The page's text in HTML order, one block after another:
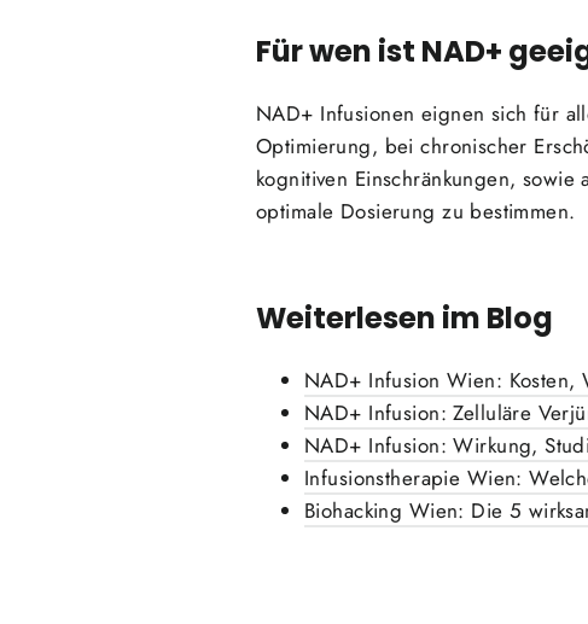
Für wen ist NAD+
NAD+ Infusionen eignen sich für
Optimierung, bei chronischer
kognitiven Einschränkungen, sowie
optimale Dosierung zu bestimmen.
Weiterlesen im Blog
NAD+ Infusion Wien: Kosten,
NAD+ Infusion: Zelluläre
NAD+ Infusion: Wirkung,
Infusionstherapie Wien:
Biohacking Wien: Die 5